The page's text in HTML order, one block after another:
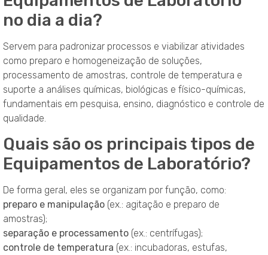
no dia a dia?
Servem para padronizar processos e viabilizar atividades
como preparo e homogeneização de soluções,
processamento de amostras, controle de temperatura e
suporte a análises químicas, biológicas e físico-químicas,
fundamentais em pesquisa, ensino, diagnóstico e controle de
qualidade.
Quais são os principais tipos de
Equipamentos de Laboratório?
De forma geral, eles se organizam por função, como:
preparo e manipulação (ex.: agitação e preparo de
amostras);
separação e processamento (ex.: centrífugas);
controle de temperatura (ex.: incubadoras, estufas,